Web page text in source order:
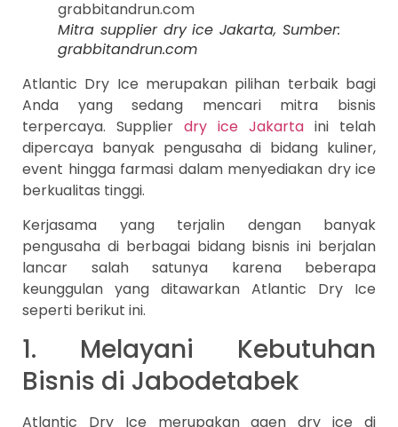
Mitra supplier dry ice Jakarta, Sumber:
grabbitandrun.com
Atlantic Dry Ice merupakan pilihan terbaik bagi
Anda yang sedang mencari mitra bisnis
terpercaya. Supplier dry ice Jakarta ini telah
dipercaya banyak pengusaha di bidang kuliner,
event hingga farmasi dalam menyediakan dry ice
berkualitas tinggi.
Kerjasama yang terjalin dengan banyak
pengusaha di berbagai bidang bisnis ini berjalan
lancar salah satunya karena beberapa
keunggulan yang ditawarkan Atlantic Dry Ice
seperti berikut ini.
1. Melayani Kebutuhan
Bisnis di Jabodetabek
Atlantic Dry Ice merupakan agen dry ice di